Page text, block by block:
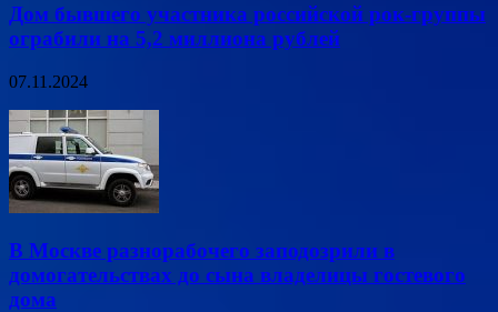
Дом бывшего участника российской рок-группы
ограбили на 5,2 миллиона рублей
07.11.2024
В Москве разнорабочего заподозрили в
домогательствах до сына владелицы гостевого
дома